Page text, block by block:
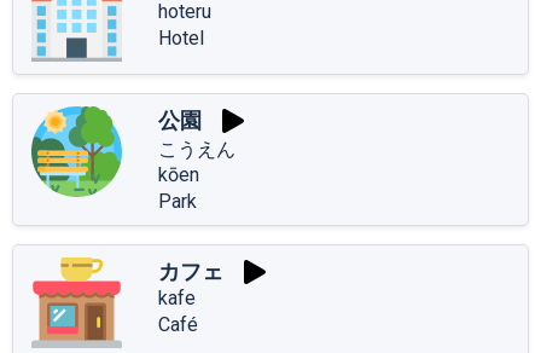
hoteru
Hotel
公園
こうえん
kōen
Park
カフェ
kafe
Café